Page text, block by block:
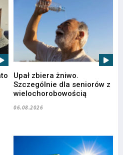
Upał zbiera żniwo.
Szczególnie dla seniorów z
wielochorobowością
06.08.2026